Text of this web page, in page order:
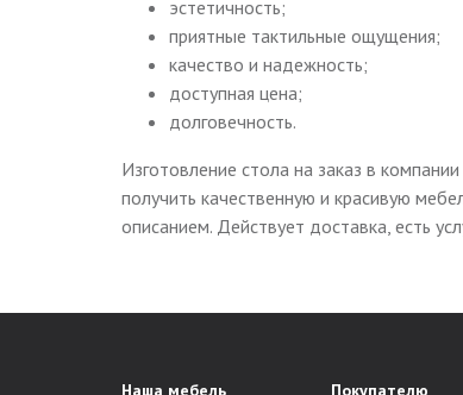
эстетичность;
приятные тактильные ощущения;
качество и надежность;
доступная цена;
долговечность.
Изготовление стола на заказ в
получить качественную и красивую
описанием. Действует доставка, есть
Наша мебель Покупателю